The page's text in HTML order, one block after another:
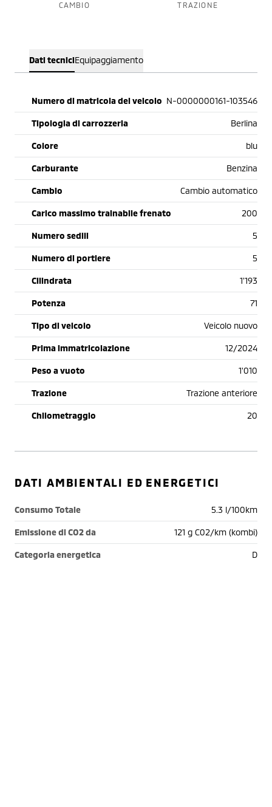
CAMBIO
TRAZIONE
Dati tecniciEquipaggiamento
Numero di matricola del veicolo N-0000000161-103546
Tipologia di carrozzeria Berlina
Colore blu
Carburante Benzina
Cambio Cambio automatico
Carico massimo trainabile frenato 200
Numero sedili 5
Numero di portiere 5
Cilindrata 1'193
Potenza 71
Tipo di veicolo Veicolo nuovo
Prima immatricolazione 12/2024
Peso a vuoto 1'010
Trazione Trazione anteriore
Chilometraggio 20
DATI AMBIENTALI ED ENERGETICI
Consumo Totale 5.3 l/100km
Emissione di CO2 da 121 g C02/km (kombi)
Categoria energetica D